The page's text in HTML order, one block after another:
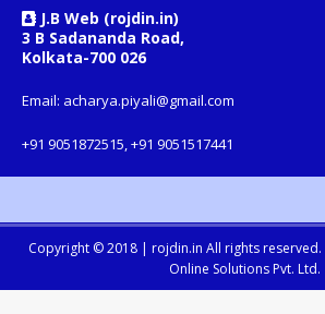
J.B Web (rojdin.in)
3 B Sadananda Road,
Kolkata-700 026
Email: acharya.piyali@gmail.com
+91 9051872515, +91 9051517441
Copyright © 2018 | rojdin.in All rights
Online Solutions Pvt. Ltd.